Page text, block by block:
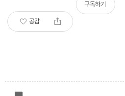
공감
구독하기